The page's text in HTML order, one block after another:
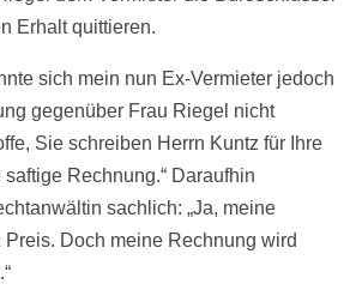
Erhalt quittieren.
sich mein nun Ex-Vermieter jedoch
gegenüber Frau Riegel nicht
Sie schreiben Herrn Kuntz für Ihre
Rechnung.“ Daraufhin
sachlich: „Ja, meine
Preis. Doch meine Rechnung wird